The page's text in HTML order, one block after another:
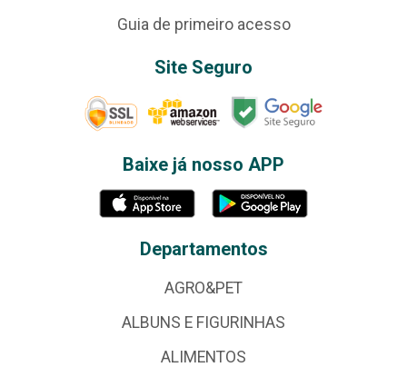
Guia de primeiro acesso
Site Seguro
Baixe já nosso APP
Departamentos
AGRO&PET
ALBUNS E FIGURINHAS
ALIMENTOS